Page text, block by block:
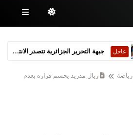
عاجل جبهة التحرير الجزائرية تتصدر الانتخابات التشريعية
رياضة
ريال مدريد يحسم قراره بعدم